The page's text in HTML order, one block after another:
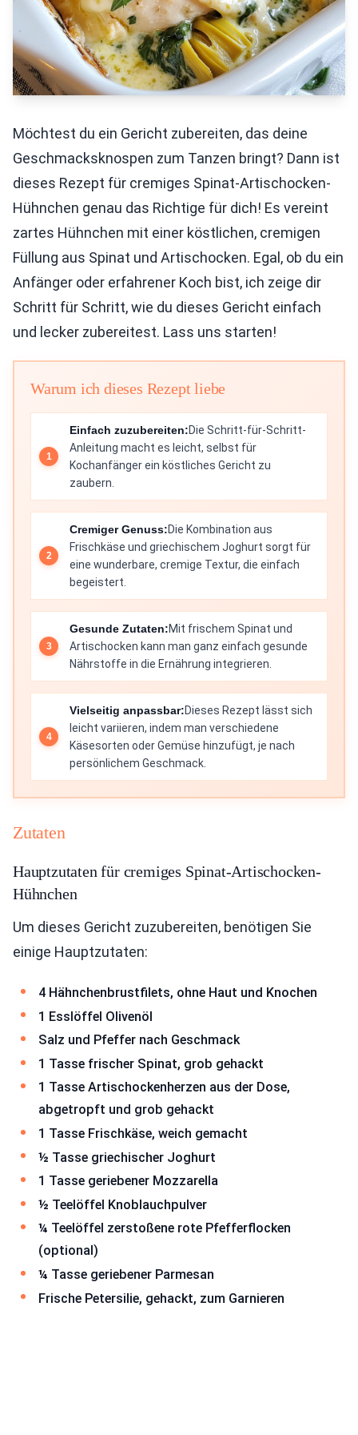
Möchtest du ein Gericht zubereiten, das deine
Geschmacksknospen zum Tanzen bringt? Dann ist
dieses Rezept für cremiges Spinat-Artischocken-
Hühnchen genau das Richtige für dich! Es vereint
zartes Hühnchen mit einer köstlichen, cremigen
Füllung aus Spinat und Artischocken. Egal, ob du ein
Anfänger oder erfahrener Koch bist, ich zeige dir
Schritt für Schritt, wie du dieses Gericht einfach
und lecker zubereitest. Lass uns starten!
Warum ich dieses Rezept liebe
Einfach zuzubereiten:Die Schritt-für-Schritt-
Anleitung macht es leicht, selbst für
Kochanfänger ein köstliches Gericht zu
zaubern.
Cremiger Genuss:Die Kombination aus
Frischkäse und griechischem Joghurt sorgt für
eine wunderbare, cremige Textur, die einfach
begeistert.
Gesunde Zutaten:Mit frischem Spinat und
Artischocken kann man ganz einfach gesunde
Nährstoffe in die Ernährung integrieren.
Vielseitig anpassbar:Dieses Rezept lässt sich
leicht variieren, indem man verschiedene
Käsesorten oder Gemüse hinzufügt, je nach
persönlichem Geschmack.
Zutaten
Hauptzutaten für cremiges Spinat-Artischocken-
Hühnchen
Um dieses Gericht zuzubereiten, benötigen Sie
einige Hauptzutaten:
4 Hähnchenbrustfilets, ohne Haut und Knochen
1 Esslöffel Olivenöl
Salz und Pfeffer nach Geschmack
1 Tasse frischer Spinat, grob gehackt
1 Tasse Artischockenherzen aus der Dose,
abgetropft und grob gehackt
1 Tasse Frischkäse, weich gemacht
½ Tasse griechischer Joghurt
1 Tasse geriebener Mozzarella
½ Teelöffel Knoblauchpulver
¼ Teelöffel zerstoßene rote Pfefferflocken
(optional)
¼ Tasse geriebener Parmesan
Frische Petersilie, gehackt, zum Garnieren